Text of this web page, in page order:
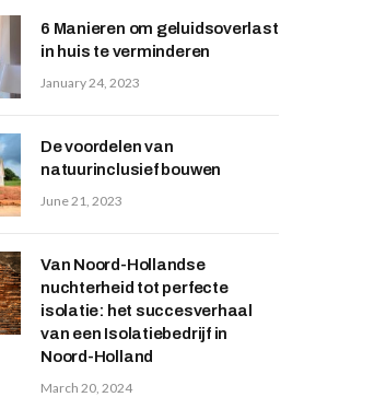
6 Manieren om geluidsoverlast
in huis te verminderen
January 24, 2023
De voordelen van
natuurinclusief bouwen
June 21, 2023
Van Noord-Hollandse
nuchterheid tot perfecte
isolatie: het succesverhaal
van een Isolatiebedrijf in
Noord-Holland
March 20, 2024